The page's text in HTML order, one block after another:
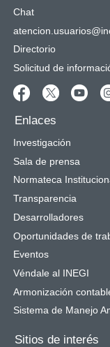
Chat
Directorio
Solicitud de
Enlaces
Investigación
Sala de prensa
Normateca
Transparencia
Desarrolladores
Oportunidades de
Eventos
Véndale al INEGI
Armonización
Sistema de Manejo
Sitios de interés